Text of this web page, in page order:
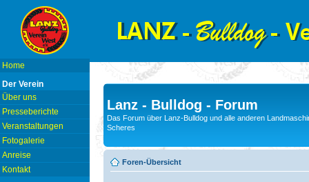
Home
Der Verein
Über uns
Presseberichte
Veranstaltungen
Fotogalerie
Anreise
Kontakt
Lanz - Bulldog - Forum
Das Forum über Lanz-Bulldog und alle anderen
Scheres
Foren-Übersicht